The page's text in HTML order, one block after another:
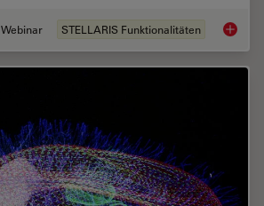
Webinar STELLARIS Funktionalitäten